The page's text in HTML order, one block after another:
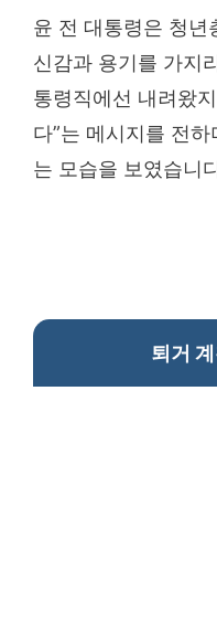
윤 전 대통령은 청년
신감과 용기를 가지
통령직에선 내려왔
다”는 메시지를 전
는 모습을 보였습니
퇴거